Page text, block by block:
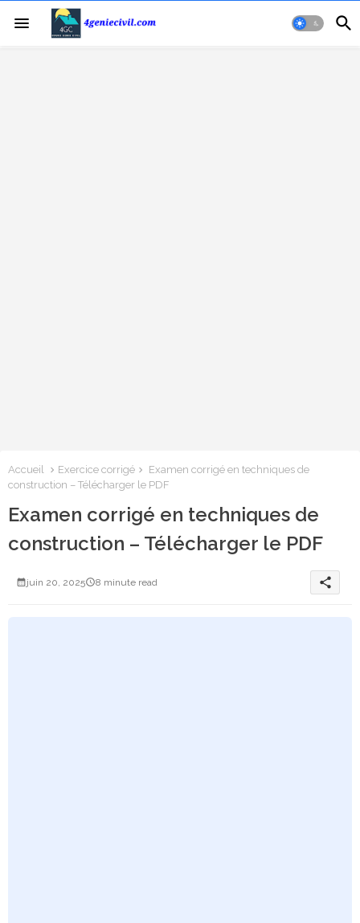
Accueil Exercice corrigé
Examen corrigé en techniques de
construction – Télécharger le PDF
Examen corrigé en techniques de
construction – Télécharger le PDF
juin 20, 2025 8 minute read share